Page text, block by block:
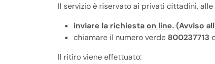
Il servizio è riservato ai privati cittadini,
inviare la richiestaon line. (Avviso
chiamare il numero verde 800237713
Il ritiro viene effettuato: